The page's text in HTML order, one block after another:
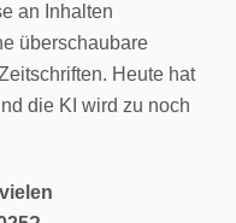
an Inhalten
überschaubare
Heute hat
die KI wird zu noch